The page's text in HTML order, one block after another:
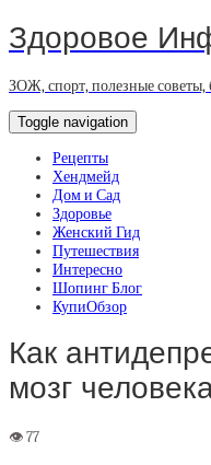
Здоровое
ЗОЖ, спорт, полезные советы,
Toggle navigation
Рецепты
Хендмейд
Дом и Сад
Здоровье
Женский Гид
Путешествия
Интересно
Шопинг Блог
КупиОбзор
Как
мозг